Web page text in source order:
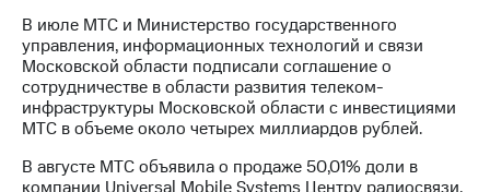
Регистратор
Реквизиты
Контакты
развитие
деловая этика
На главную
В июле МТС и Министерство государственного
управления, информационных технологий и связи
Московской области подписали соглашение о
сотрудничестве в области развития телеком-
инфраструктуры Московской области с инвестициями
МТС в объеме около четырех миллиардов рублей.
В августе МТС объявила о продаже 50,01% доли в